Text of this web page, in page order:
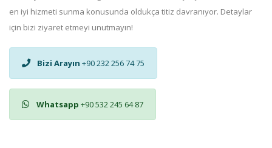
en iyi hizmeti sunma konusunda oldukça titiz davranıyor. Detaylar
için bizi ziyaret etmeyi unutmayın!
Bizi Arayın +90 232 256 74 75
Whatsapp +90 532 245 64 87